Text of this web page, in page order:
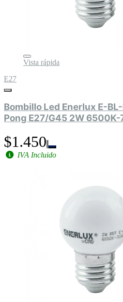
Vista rápida
E27
Bombillo Led Enerlux E-
Pong E27/G45 2W
$1.450
IVA Incluido